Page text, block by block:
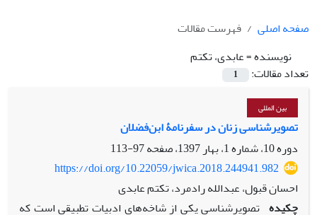
صفحه اصلی
فهرست مقالات
نویسنده =عابدی، تکتم
تعداد مقالات:
1
بین المللی
تصویرشناسی زنان در سفرنامۀ ابن‌فضلان
دوره 10، شماره 1، بهار 1397، صفحه
97-113
https://doi.org/10.22059/jwica.2018.244941.982
احسان قبول، عبدالله رادمرد، تکتم عابدی
چکیده تصویرشناسی یکی از شاخه‌های ادبیات تطبیقی است که